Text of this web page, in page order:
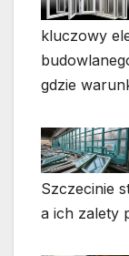
kluczowy
gdzie
Szczecinie
a ich zalety